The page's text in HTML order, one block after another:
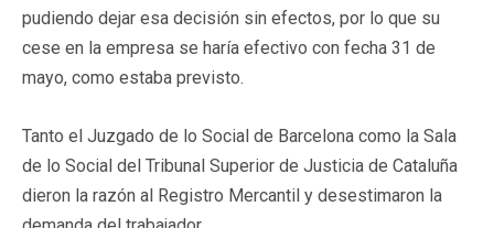
pudiendo dejar esa decisión sin efectos, por lo que su
cese en la empresa se haría efectivo con fecha 31 de
mayo, como estaba previsto.
Tanto el Juzgado de lo Social de Barcelona como la Sala
de lo Social del Tribunal Superior de Justicia de Cataluña
dieron la razón al Registro Mercantil y desestimaron la